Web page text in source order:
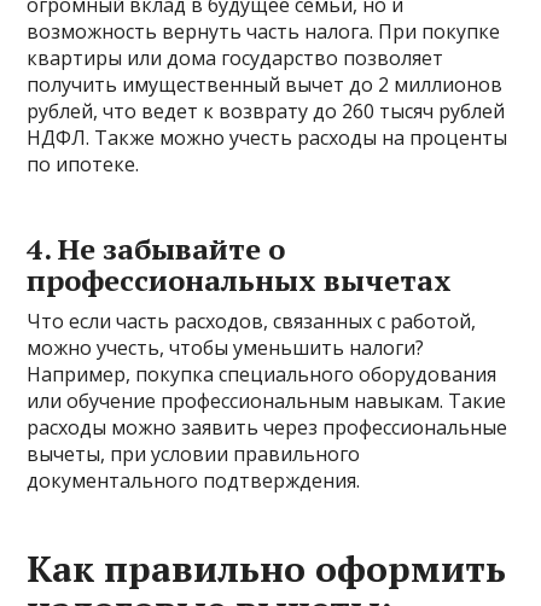
возможность вернуть часть налога. При покупке
квартиры или дома государство позволяет
получить имущественный вычет до 2 миллионов
рублей, что ведет к возврату до 260 тысяч рублей
НДФЛ. Также можно учесть расходы на проценты
по ипотеке.
4. Не забывайте о
профессиональных вычетах
Что если часть расходов, связанных с работой,
можно учесть, чтобы уменьшить налоги?
Например, покупка специального оборудования
или обучение профессиональным навыкам. Такие
расходы можно заявить через профессиональные
вычеты, при условии правильного
документального подтверждения.
Как правильно оформить